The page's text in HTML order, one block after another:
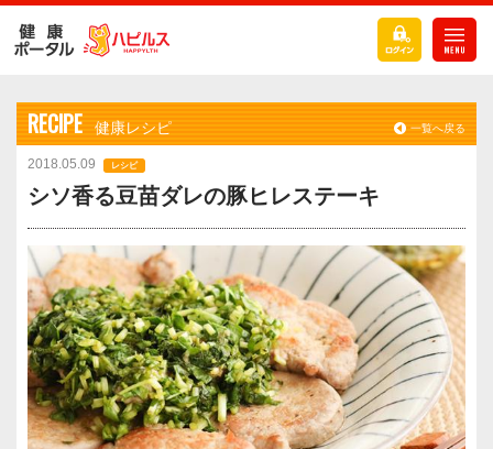
RECIPE 健康レシピ 一覧へ戻る
2018.05.09 レシピ
シソ香る豆苗ダレの豚ヒレステーキ